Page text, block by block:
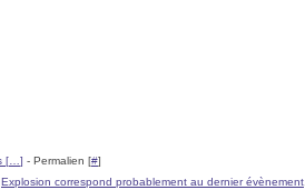
[ ] - Permalien [#]
Explosion correspond probablement au dernier évènement